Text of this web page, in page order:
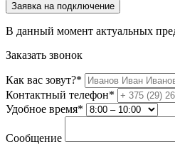
Заявка на подключение
В данный момент актуальных
Заказать звонок
Как вас зовут?*
Контактный телефон*
Удобное время*
Сообщение